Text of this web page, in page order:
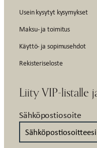
Usein kysytyt kysymykset
Maksu- ja toimitus
Käyttö- ja sopimusehdot
Rekisteriseloste
Liity VIP-listalle
Sähköpostiosoite